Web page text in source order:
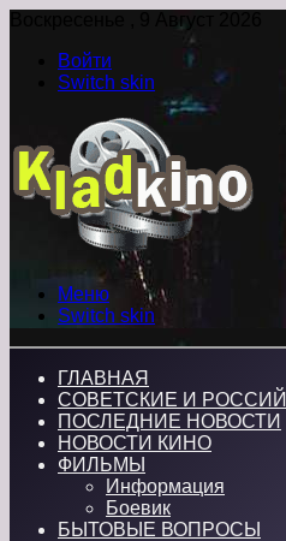
Воскресенье , 9 Август 2026
Войти
Switch skin
Меню
Switch skin
ГЛАВНАЯ
СОВЕТСКИЕ И
ПОСЛЕДНИЕ НОВОСТИ
НОВОСТИ КИНО
ФИЛЬМЫ
Информация
Боевик
БЫТОВЫЕ ВОПРОСЫ